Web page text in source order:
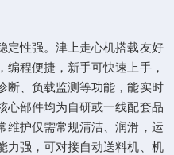
性强。津上走心机搭载友好
程便捷，新手可快速上手，
断、负载监测等功能，能实时
心部件均为自研或一线配套品
维护仅需常规清洁、润滑，运
力强，可对接自动送料机、机